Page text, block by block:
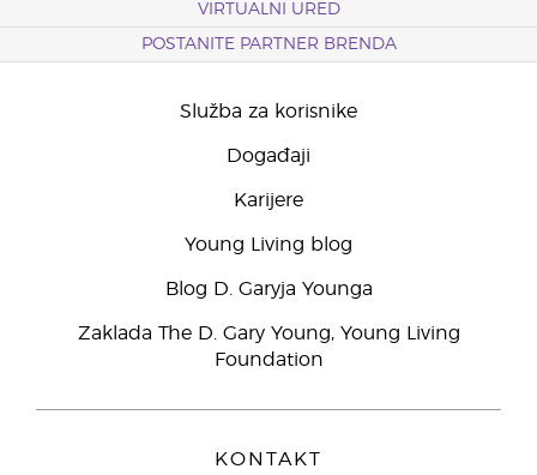
VIRTUALNI URED
POSTANITE PARTNER BRENDA
Služba za korisnike
Događaji
Karijere
Young Living blog
Blog D. Garyja Younga
Zaklada The D. Gary Young, Young Living
Foundation
KONTAKT